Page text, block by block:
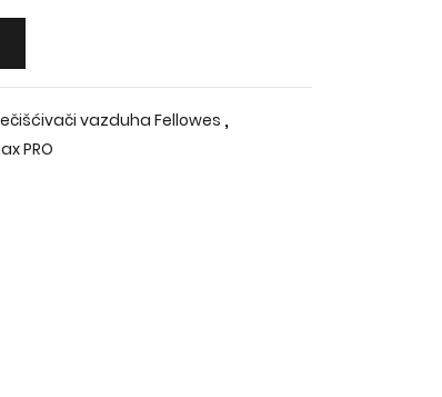
vazduha Fellowes ,
PRO